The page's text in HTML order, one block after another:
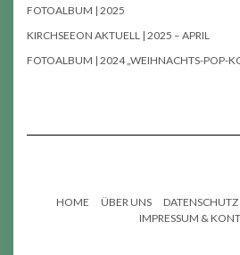
FOTOALBUM | 2025
KIRCHSEEON AKTUELL | 2025 – APRIL
FOTOALBUM | 2024 „WEIHNACHTS-POP-
HOME ÜBER UNS DATENSCHUTZ
IMPRESSUM &